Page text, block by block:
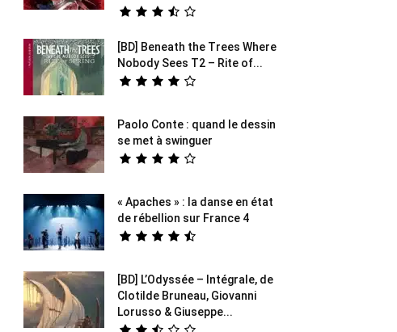
[BD] Beneath the Trees Where
Nobody Sees T2 – Rite of...
Paolo Conte : quand le dessin
se met à swinguer
« Apaches » : la danse en état
de rébellion sur France 4
[BD] L’Odyssée – Intégrale, de
Clotilde Bruneau, Giovanni
Lorusso & Giuseppe...